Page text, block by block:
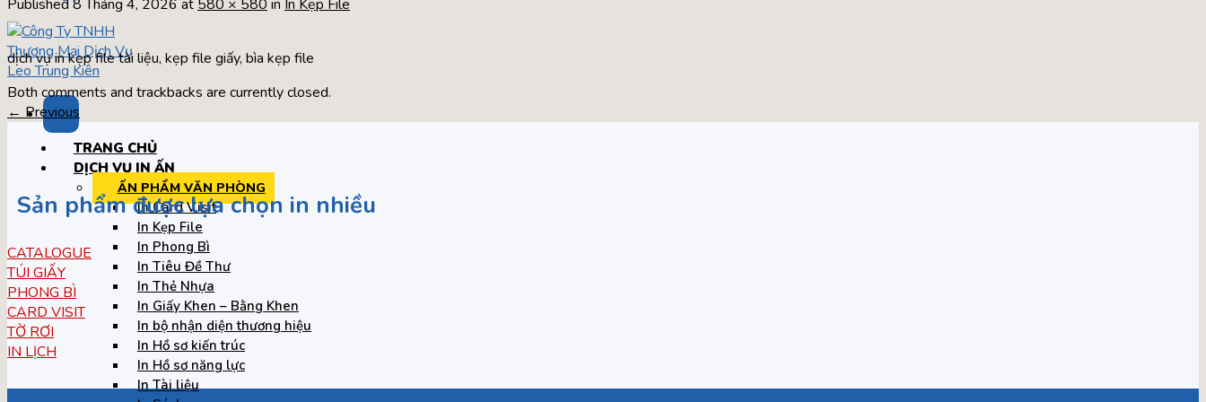
TRANG CHỦ
DỊCH VỤ IN ẤN
ẤN PHẨM VĂN PHÒNG
In Card Visit
In Kẹp File
In Phong Bì
In Tiêu Đề Thư
In Thẻ Nhựa
In Giấy Khen – Bằng Khen
In bộ nhận diện thương hiệu
In Hồ sơ kiến trúc
In Hồ sơ năng lực
In Tài liệu
Published8 Tháng 4, 2026 at 580 × 580 in In Kẹp File
dịch vụ in kẹp file tài liệu, kẹp file giấy, bìa kẹp file
Both comments and trackbacks are currently closed.
← Previous
Sản phẩm được lựa chọn in nhiều
CATALOGUE
TÚI GIẤY
PHONG BÌ
CARD VISIT
TỜ RƠI
IN LỊCH